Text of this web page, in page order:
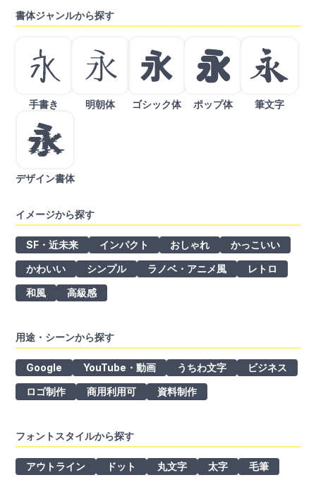
書体ジャンルから探す
手書き 明朝体 ゴシック体 ポップ体 筆文字
デザイン書体
イメージから探す
SF・近未来 インパクト おしゃれ
かっこいい
かわいい
シンプル ラノベ・アニメ風
レトロ
和風
高級感
用途・シーンから探す
Google YouTube・動画 うちわ文字
ビジネス
ロゴ制作
商用利用可 資料制作
フォントスタイルから探す
アウトライン ドット 丸文字 太字 毛筆